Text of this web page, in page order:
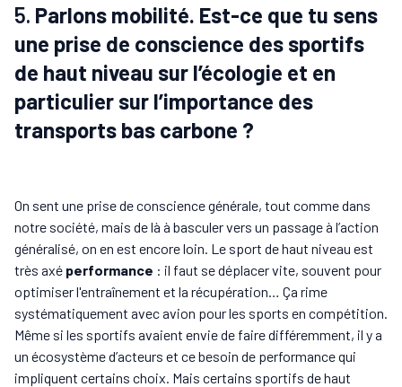
5. Parlons mobilité. Est-ce que tu sens
une prise de conscience des sportifs
de haut niveau sur l’écologie et en
particulier sur l’importance des
transports bas carbone ?
On sent une prise de conscience générale, tout comme dans
notre société, mais de là à basculer vers un passage à l’action
généralisé, on en est encore loin. Le sport de haut niveau est
très axé performance : il faut se déplacer vite, souvent pour
optimiser l'entraînement et la récupération… Ça rime
systématiquement avec avion pour les sports en compétition.
Même si les sportifs avaient envie de faire différemment, il y a
un écosystème d’acteurs et ce besoin de performance qui
impliquent certains choix. Mais certains sportifs de haut